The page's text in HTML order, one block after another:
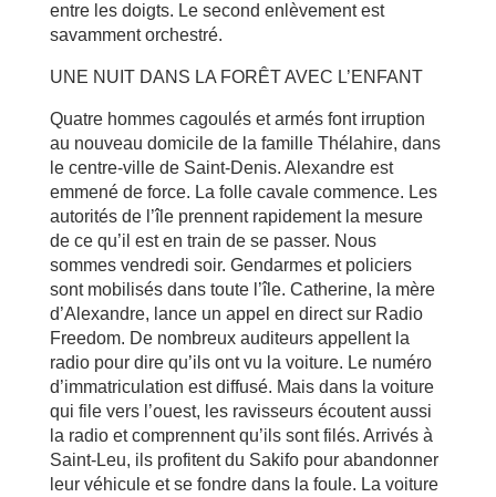
entre les doigts. Le second enlèvement est
savamment orchestré.
UNE NUIT DANS LA FORÊT AVEC L’ENFANT
Quatre hommes cagoulés et armés font irruption
au nouveau domicile de la famille Thélahire, dans
le centre-ville de Saint-Denis. Alexandre est
emmené de force. La folle cavale commence. Les
autorités de l’île prennent rapidement la mesure
de ce qu’il est en train de se passer. Nous
sommes vendredi soir. Gendarmes et policiers
sont mobilisés dans toute l’île. Catherine, la mère
d’Alexandre, lance un appel en direct sur Radio
Freedom. De nombreux auditeurs appellent la
radio pour dire qu’ils ont vu la voiture. Le numéro
d’immatriculation est diffusé. Mais dans la voiture
qui file vers l’ouest, les ravisseurs écoutent aussi
la radio et comprennent qu’ils sont filés. Arrivés à
Saint-Leu, ils profitent du Sakifo pour abandonner
leur véhicule et se fondre dans la foule. La voiture